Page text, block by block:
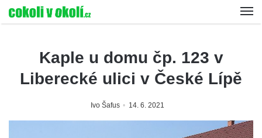
Kaple u domu čp. 123 v
Liberecké ulici v České Lípě
Ivo Šafus 14. 6. 2021